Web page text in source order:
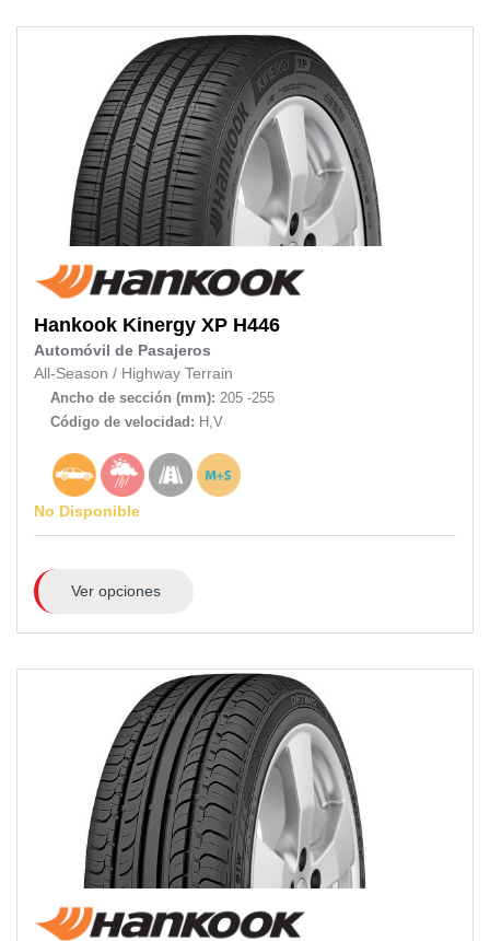
Hankook Kinergy XP H446
Automóvil de Pasajeros
All-Season / Highway Terrain
Ancho de sección (mm): 205 -255
Código de velocidad: H,V
No Disponible
Ver opciones